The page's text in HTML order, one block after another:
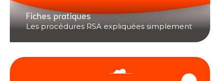
Fiches pratiques
Les procédures RSA expliquées simplement